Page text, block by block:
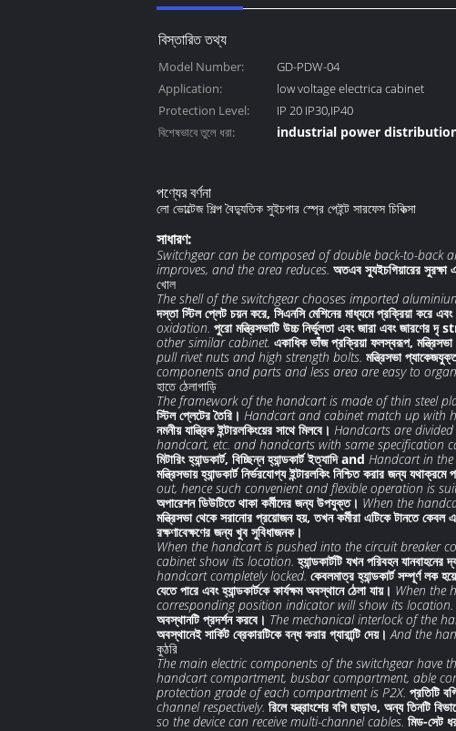
বিস্তারিত তথ্য
Model Number: GD-PDW-04
Application:
low voltage electrica cabinet
Protection Level:
IP 20 IP30,IP40
বিশেষভাবে তুলে ধরা:
industrial power
পণ্যের বর্ণনা
লো ভোল্টেজ শিল্প বৈদ্যুতিক সুইচগার স্প্রে পেইন্ট সারফেস চিকিত্সা
সাধারণ:
Switchgear can be composed of double back-to-back
improves, and the area reduces. অতএব স্যুইচগিয়ারের সুরক্ষা
খোল
The shell of the switchgear chooses imported
দস্তা স্টিল প্লেট চয়ন করে, সিএনসি মেশিনের মাধ্যমে প্রক্রিয়া করে
oxidation. পুরো মন্ত্রিসভাটি উচ্চ নির্ভুলতা এবং জারা এবং জারণের
other similar cabinet. একাধিক ভাঁজ প্রক্রিয়া ফলস্বরূপ,
pull rivet nuts and high strength bolts. মন্ত্রিসভা
components and parts and less area are easy to
হাতে ঠেলাগাড়ি
The framework of the handcart is made of thin steel
স্টিল প্লেটের তৈরি। Handcart and cabinet match up with
নমনীয় যান্ত্রিক ইন্টারলকিংয়ের সাথে মিলবে। Handcarts are
handcart, etc. and handcarts with same specification
মিটারিং হ্যান্ডকার্ট, বিচ্ছিন্ন হ্যান্ডকার্ট ইত্যাদি and Handcart in the
মন্ত্রিসভায় হ্যান্ডকার্ট নির্ভরযোগ্য ইন্টারলকিং নিশ্চিত করার জন্য
out, hence such convenient and flexible operation is
অপারেশন ডিউটিতে থাকা কর্মীদের জন্য উপযুক্ত। When the
মন্ত্রিসভা থেকে সরানোর প্রয়োজন হয়, তখন কর্মীরা এটিকে টানতে কেবল
রক্ষণাবেক্ষণের জন্য খুব সুবিধাজনক।
When the handcart is pushed into the circuit breaker
cabinet show its location. হ্যান্ডকার্টটি যখন পরিবহন
handcart completely locked. কেবলমাত্র হ্যান্ডকার্ট সম্পূর্ণ লক
যেতে পারে এবং হ্যান্ডকার্টকে কার্যক্ষম অবস্থানে ঠেলা যায়। When the
corresponding position indicator will show its location.
অবস্থানটি প্রদর্শন করবে। The mechanical interlock of the
অবস্থানেই সার্কিট ব্রেকারটিকে বন্ধ করার গ্যারান্টি দেয়। And the
কুঠরি
The main electric components of the switchgear have
handcart compartment, busbar compartment, able
protection grade of each compartment is P2X. প্রতিটি
channel respectively. রিলে যন্ত্রাংশের বগি ছাড়াও, অন্য তিনটি
so the device can receive multi-channel cables. মিড-সেট